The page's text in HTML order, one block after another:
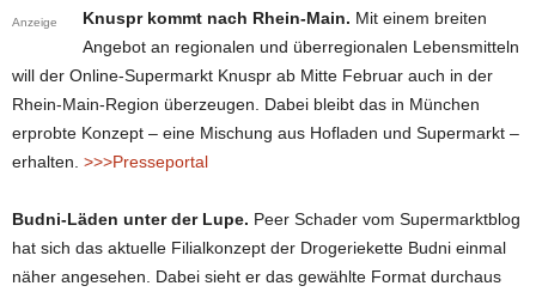
Anzeige Knuspr kommt nach Rhein-Main. Mit einem breiten
Angebot an regionalen und überregionalen Lebensmitteln
will der Online-Supermarkt Knuspr ab Mitte Februar auch in der
Rhein-Main-Region überzeugen. Dabei bleibt das in München
erprobte Konzept – eine Mischung aus Hofladen und Supermarkt –
erhalten. >>>Presseportal
Budni-Läden unter der Lupe. Peer Schader vom Supermarktblog
hat sich das aktuelle Filialkonzept der Drogeriekette Budni einmal
näher angesehen. Dabei sieht er das gewählte Format durchaus